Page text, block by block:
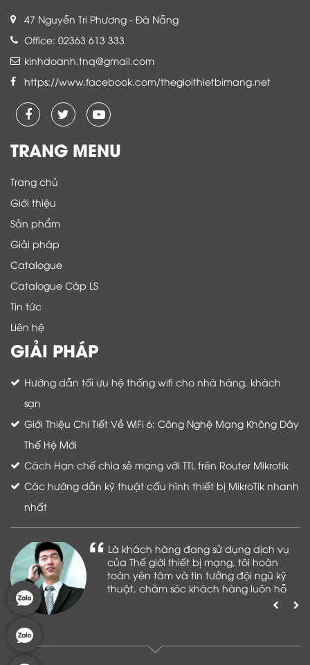
47 Nguyễn Tri Phương - Đà Nẵng
Office: 02363 613 333
kinhdoanh.tnq@gmail.com
https://www.facebook.com/thegioithietbimang.net
TRANG MENU
Trang chủ
Giới thiệu
Sản phẩm
Giải pháp
Catalogue
Catalogue Cáp LS
Tin tức
Liên hệ
GIẢI PHÁP
Hướng dẫn tối ưu hệ thống wifi cho nhà hàng, khách
sạn
Giới Thiệu Chi Tiết Về WiFi 6: Công Nghệ Mạng Không Dây
Thế Hệ Mới
Cách Hạn chế chia sẻ mạng với TTL trên Router Mikrotik
Các hướng dẫn kỹ thuật cấu hình thiết bị MikroTik nhanh
nhất
Là khách hàng đang sử dụng dịch vụ
của Thế giới thiết bị mạng, tôi hoàn
toàn yên tâm và tin tưởng đội ngũ kỹ
thuật, chăm sóc khách hàng luôn hỗ